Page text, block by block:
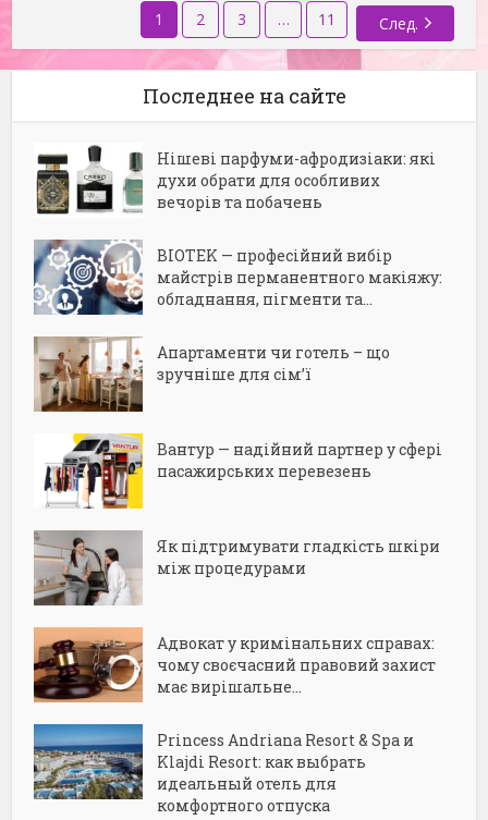
1 2 3 … 11 След.
Последнее на сайте
Нішеві парфуми-афродизіаки: які
духи обрати для особливих
вечорів та побачень
BIOTEK — професійний вибір
майстрів перманентного макіяжу:
обладнання, пігменти та...
Апартаменти чи готель – що
зручніше для сім’ї
Вантур — надійний партнер у сфері
пасажирських перевезень
Як підтримувати гладкість шкіри
між процедурами
Адвокат у кримінальних справах:
чому своєчасний правовий захист
має вирішальне...
Princess Andriana Resort & Spa и
Klajdi Resort: как выбрать
идеальный отель для
комфортного отпуска